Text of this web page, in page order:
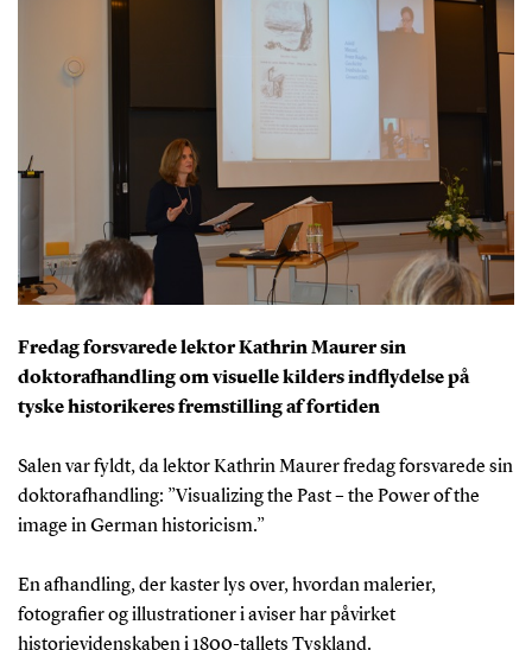
Fredag forsvarede lektor Kathrin Maurer sin
doktorafhandling om visuelle kilders indflydelse på
tyske historikeres fremstilling af fortiden
Salen var fyldt, da lektor Kathrin Maurer fredag forsvarede sin
doktorafhandling: ”Visualizing the Past – the Power of the
image in German historicism.”
En afhandling, der kaster lys over, hvordan malerier,
fotografier og illustrationer i aviser har påvirket
historievidenskaben i 1800-tallets Tyskland.